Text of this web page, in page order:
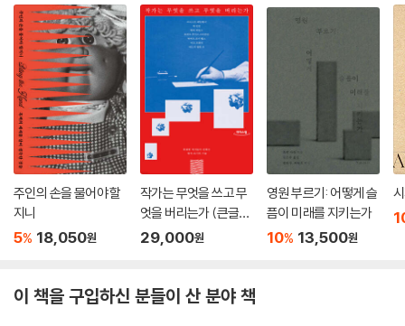
삶의 잔혹함과 죽음을 회피할 수 없음을 불평하지 말고, 그런 절망을 몸으
로 느끼며 받아들여야 한다. 자연의 추함과 무의미함을 마음속에 받아들일
수 있어야 비로소 그런 거친 무의미함에 맞설 수 있으며 의미를 찾으려 애
써 노력할 수 있다. 그것이야말로 인간이 할 수 있는 최고의 능력이고, 인간
이 할 수 있는 유일한 일이다.
--- p.112
지구와 태양이 다시 나를 위해 돌고 있다. 오늘도 푸른 하늘과 구름, 호수와
숲이 생기를 되찾은 내 눈에 오래도록 반사된다. 다시 내 것이 된 세상은 내
심장 위에서 다양한 음으로 마법의 소리를 들려준다. 다채로운 내 삶을 기
록하는 이곳에 오늘 나는 한 단어를 적어 넣고 싶다. ‘세상’ 또는 ‘태양’ 같은
단어, 마법이 물씬 풍기는 단어, 발음이 예쁜 단어, 충만함으로 가득한 단
벽한 지식을 의미하는 단어.
주인의 손을 물어야 할
지니
5% 18,050원
작가는 무엇을 쓰고 무
엇을 버리는가 (큰글자
도서)
29,000원
영원 부르기: 어떻게 슬
픔이 미래를 지키는가
10% 13,500원
이 책을 구입하신 분들이 산 분야 책